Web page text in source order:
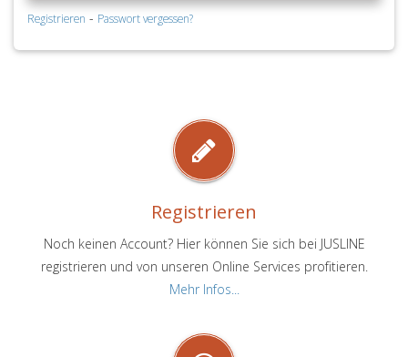
Registrieren - Passwort vergessen?
Registrieren
Noch keinen Account? Hier können Sie sich bei JUSLINE
registrieren und von unseren Online Services profitieren.
Mehr Infos...